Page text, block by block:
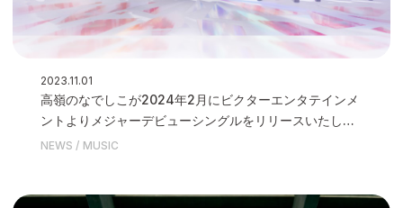
2023.11.01
⾼嶺のなでしこが2024年2⽉にビクターエンタテインメ
ントよりメジャーデビューシングルをリリースいたしま
す
NEWS MUSIC